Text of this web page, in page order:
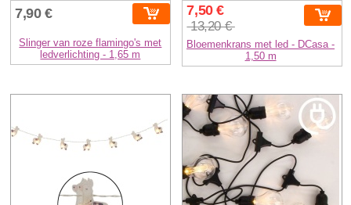
7,90 €
Slinger van roze flamingo's met
ledverlichting - 1,65 m
7,50 €
13,20 €
Bloemenkrans met led - DCasa -
1,50 m